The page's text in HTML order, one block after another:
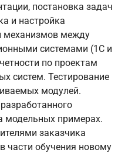
постановка задач
и настройка
механизмов между
системами (1С и
по проектам
систем. Тестирование
модулей.
модельных примерах.
заказчика
части обучения новому